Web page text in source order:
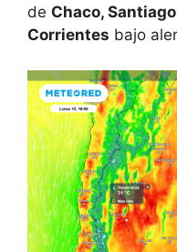
de Chaco,
Corrientes bajo